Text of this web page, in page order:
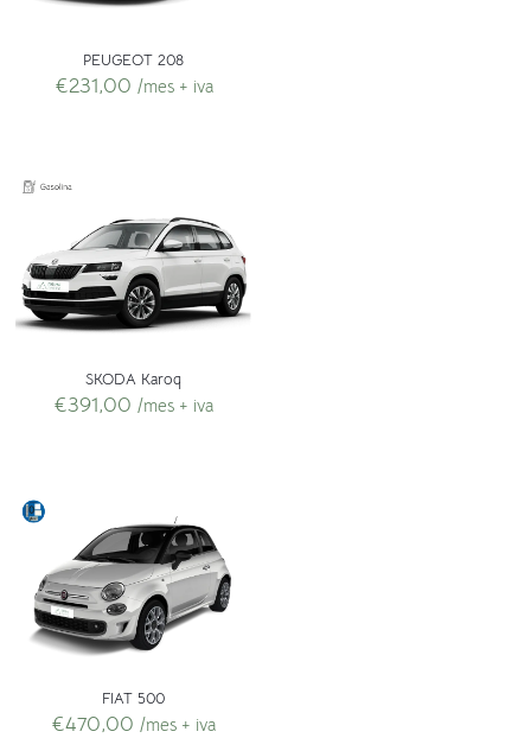
PEUGEOT 208
€231,00 /mes + iva
SKODA Karoq
€391,00 /mes + iva
FIAT 500
€470,00 /mes + iva